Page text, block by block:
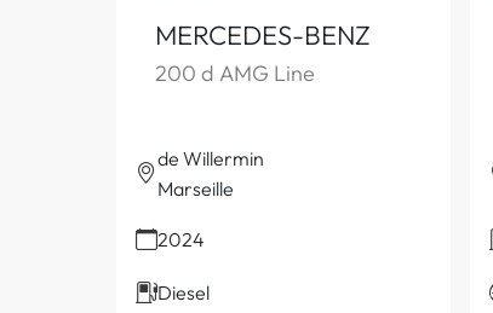
MERCEDES-BENZ
200 d AMG Line
de Willermin
Marseille
2024
Diesel